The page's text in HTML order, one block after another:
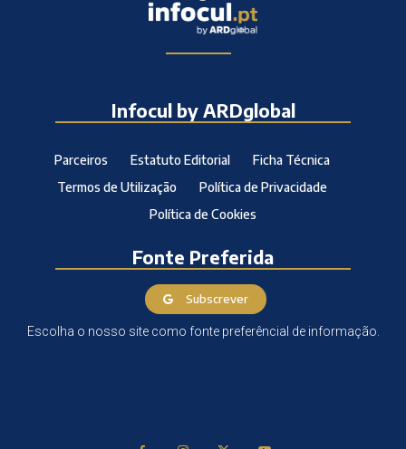
Infocul by ARDglobal
Parceiros Estatuto Editorial
Ficha Técnica
Termos de Utilização
Política de Privacidade
Política de Cookies
Fonte Preferida
Subscrever
Escolha o nosso site como fonte preferêncial de informação.